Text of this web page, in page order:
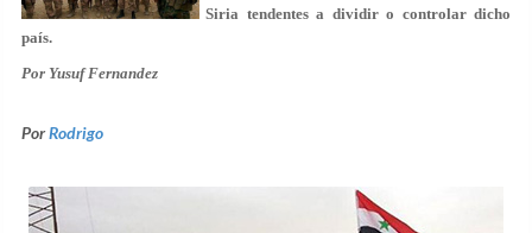
Siria tendentes a dividir o controlar dicho
país.
Por Yusuf Fernandez
PorRodrigo